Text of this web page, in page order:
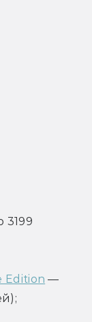
3199
Edition —